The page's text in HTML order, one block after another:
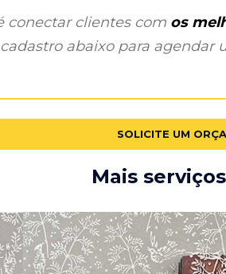
conectar clientes com os
abaixo para agendar
SOLICITE UM
Mais